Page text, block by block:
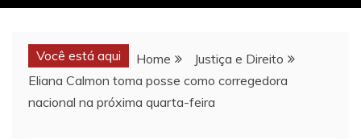
Você está aqui Home
Justiça e Direito
Eliana Calmon toma posse como corregedora
nacional na próxima quarta-feira